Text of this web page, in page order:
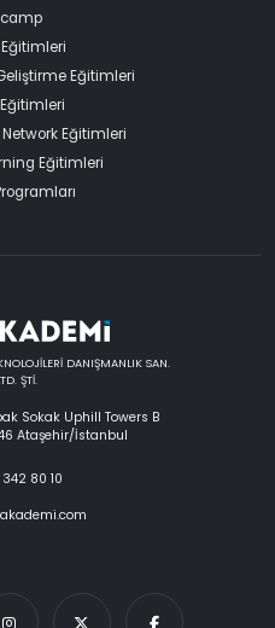
Eğitimleri
Eğitimleri
Eğitimleri
Eğitimleri
DANIŞMANLIK SAN.
ŞTİ.
Sokak Uphill Towers B
Ataşehir/İstanbul
342 80 10